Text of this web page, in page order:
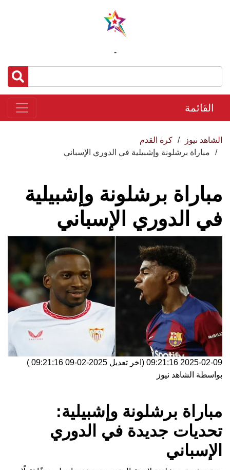
-
القائمة
الشاهد نيوز
كرة القدم
مباراة برشلونة وإشبيلية في الدوري الإسباني
مباراة برشلونة وإشبيلية
في الدوري الإسباني
2025-02-09 09:21:16 (اخر تعديل 2025-02-09 09:21:16
)
بواسطة الشاهد نيوز
مباراة برشلونة وإشبيلية:
تحديات جديدة في الدوري
الإسباني